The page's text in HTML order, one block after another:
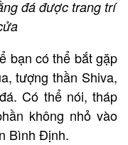
đá được trang trí
bạn có thể bắt gặp
tượng thần Shiva,
Có thể nói, tháp
không nhỏ vào
Bình Định.